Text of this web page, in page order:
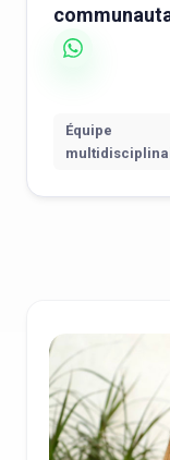
Équipe